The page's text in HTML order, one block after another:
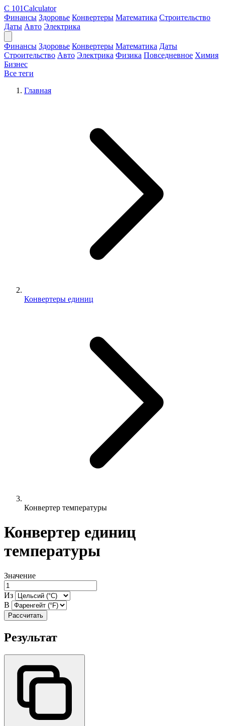
C 101Calculator
Финансы Здоровье Конвертеры Математика Строительство
Даты Авто Электрика
Финансы Здоровье Конвертеры Математика Даты
Строительство Авто Электрика Физика Повседневное Химия
Бизнес
Все теги
Главная
Конвертеры единиц
Конвертер температуры
Конвертер единиц
температуры
Значение
Из
В
Рассчитать
Результат